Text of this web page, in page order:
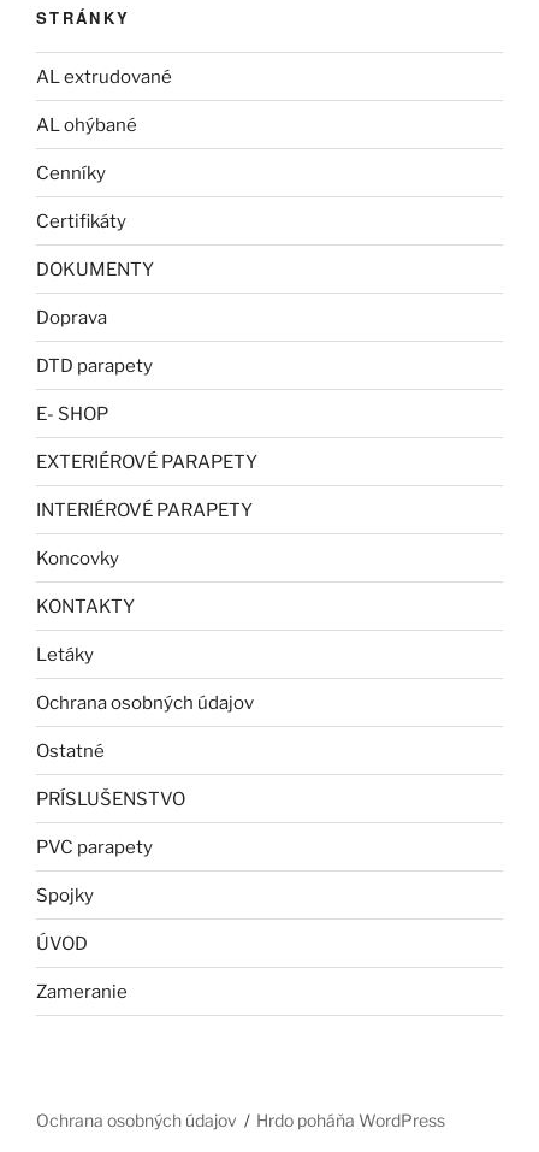
STRÁNKY
AL extrudované
AL ohýbané
Cenníky
Certifikáty
DOKUMENTY
Doprava
DTD parapety
E- SHOP
EXTERIÉROVÉ PARAPETY
INTERIÉROVÉ PARAPETY
Koncovky
KONTAKTY
Letáky
Ochrana osobných údajov
Ostatné
PRÍSLUŠENSTVO
PVC parapety
Spojky
ÚVOD
Zameranie
Ochrana osobných údajov Hrdo poháňa WordPress